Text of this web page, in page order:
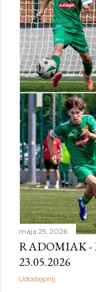
maja 25, 2026
RADOMIAK -
23.05.2026
Udostępnij